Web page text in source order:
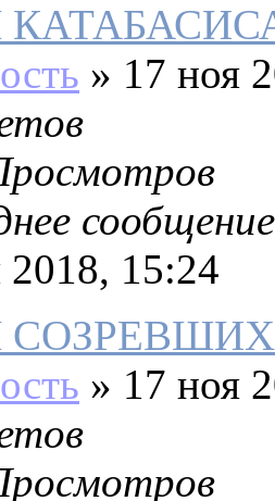
» 17 ноя
сообщение
2018, 15:24
СОЗРЕВШИХ
» 17 ноя